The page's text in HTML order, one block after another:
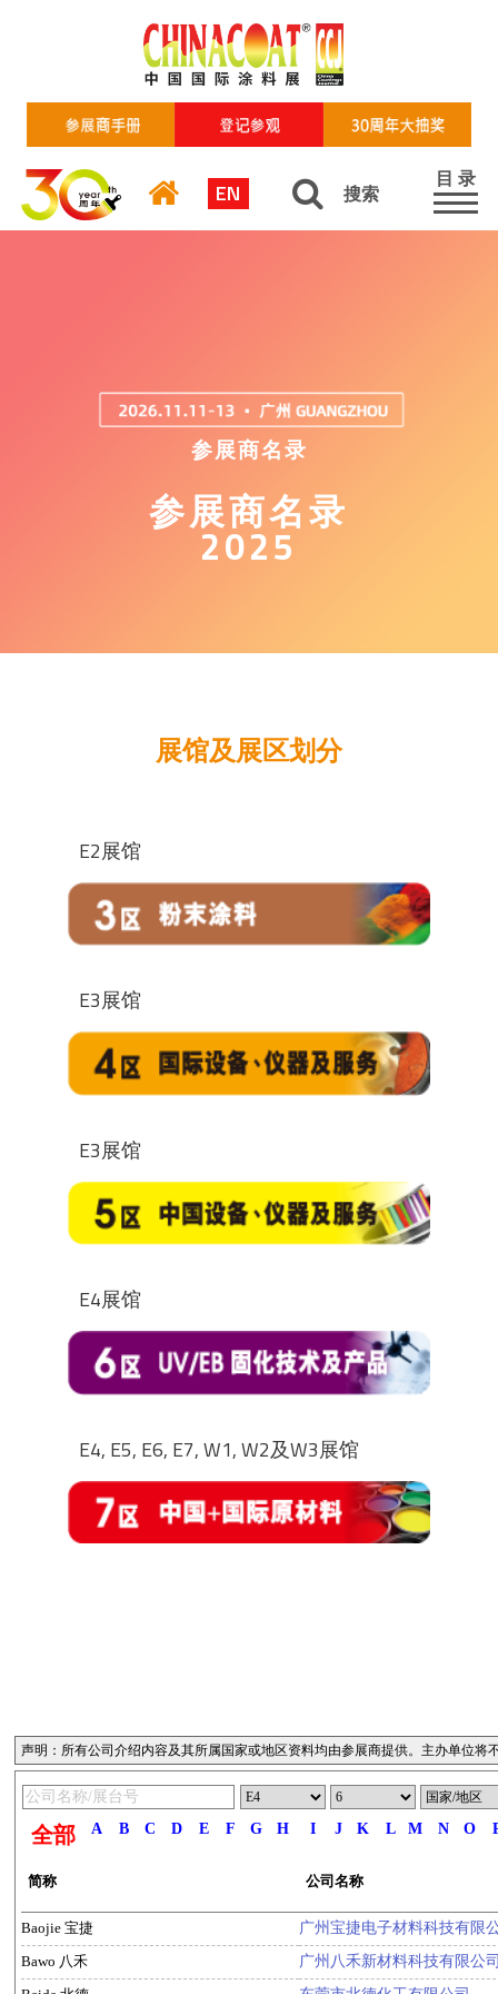
EN 搜索
目 录
参展商名录
参展商名录
2025
展馆及展区划分
E2展馆
E3展馆
E3展馆
E4展馆
E4, E5, E6, E7, W1, W2及W3展馆